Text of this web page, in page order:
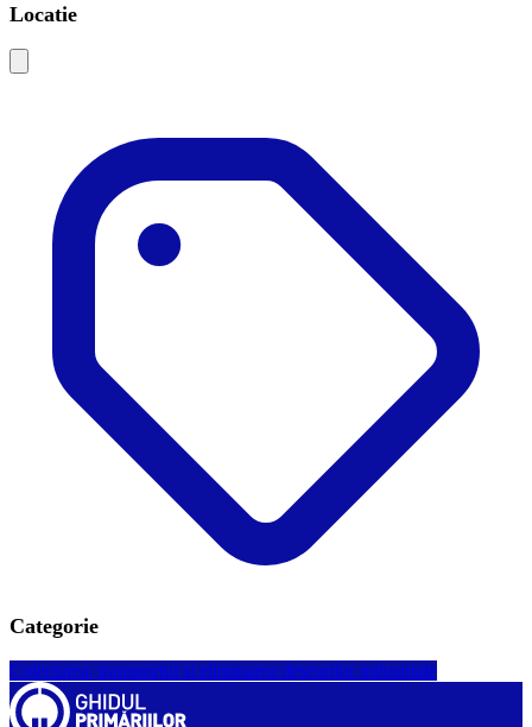
Locatie
Categorie
Colectarea, transportul şi eliminarea deşeurilor industriale